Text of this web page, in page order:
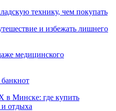
технику, чем покупать
и избежать лишнего
медицинского
в Минске: где купить
отдыха